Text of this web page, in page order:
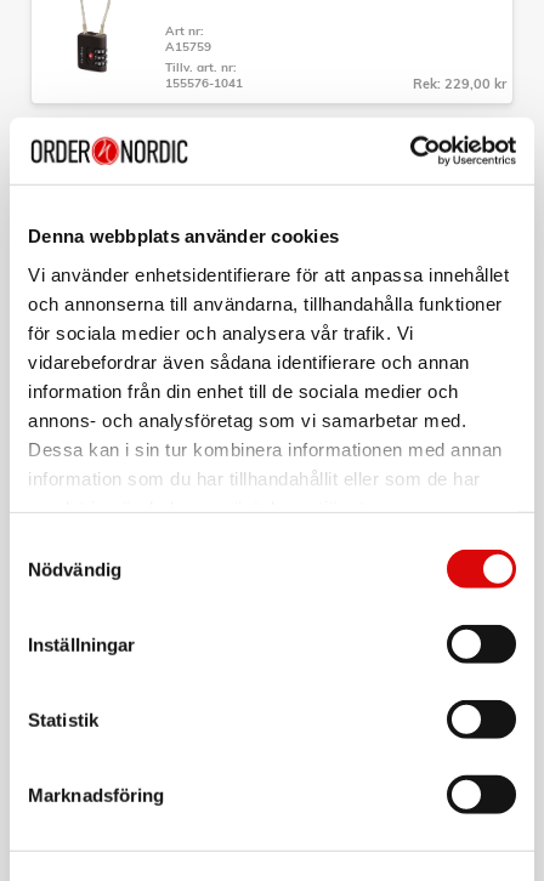
Denna webbplats använder cookies
Vi använder enhetsidentifierare för att anpassa innehållet
och annonserna till användarna, tillhandahålla funktioner
för sociala medier och analysera vår trafik. Vi
vidarebefordrar även sådana identifierare och annan
information från din enhet till de sociala medier och
annons- och analysföretag som vi samarbetar med.
Dessa kan i sin tur kombinera informationen med annan
information som du har tillhandahållit eller som de har
Nödvändig
Inställningar
Statistik
Marknadsföring
- Topp- och sidohandtag:
transport.
- Fodrad insida:Med dubbla fack och nätfickor för effektiv
organisation av dina tillhörigheter.
Specifikationer:
Färg: Brons
Material: Anodiserad aluminium
Volym: 73 liter
Vikt: 5,8 kg
Garanti: Begränsad 3-års global garanti
Art nr:
A15759
Tillv. art. nr:
155576-1041
Rek: 229,00 kr
UTFÖRSÄLJNING
AMERICAN TOURISTER
Starvibe Necessär Rosa
Tillv. art. nr:
SAMSONITE
Hopvikbar Ryggsäck M TA Revolution Svart
A15744
Tillv. art. nr:
157182-1041
Rek: 429,00 kr
SAMSONITE
Necessär Hängbar Rosa
Rek: 129,00 kr
Reseadapter Europa till Danmark Jordad